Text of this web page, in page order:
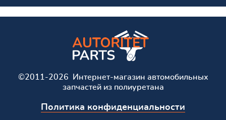
©2011-2026 Интернет-магазин автомобильных
запчастей из полиуретана
Политика конфиденциальности